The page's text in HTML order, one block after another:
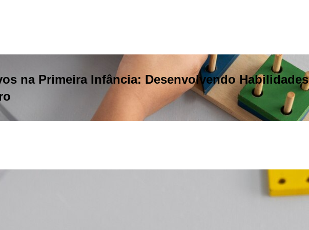
na Primeira Infância: Desenvolvendo Habilidades